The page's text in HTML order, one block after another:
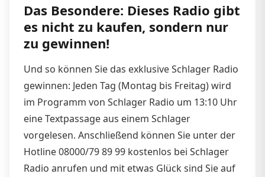
Das Besondere: Dieses Radio gibt
es nicht zu kaufen, sondern nur
zu gewinnen!
Und so können Sie das exklusive Schlager Radio
gewinnen: Jeden Tag (Montag bis Freitag) wird
im Programm von Schlager Radio um 13:10 Uhr
eine Textpassage aus einem Schlager
vorgelesen. Anschließend können Sie unter der
Hotline 08000/79 89 99 kostenlos bei Schlager
Radio anrufen und mit etwas Glück sind Sie auf